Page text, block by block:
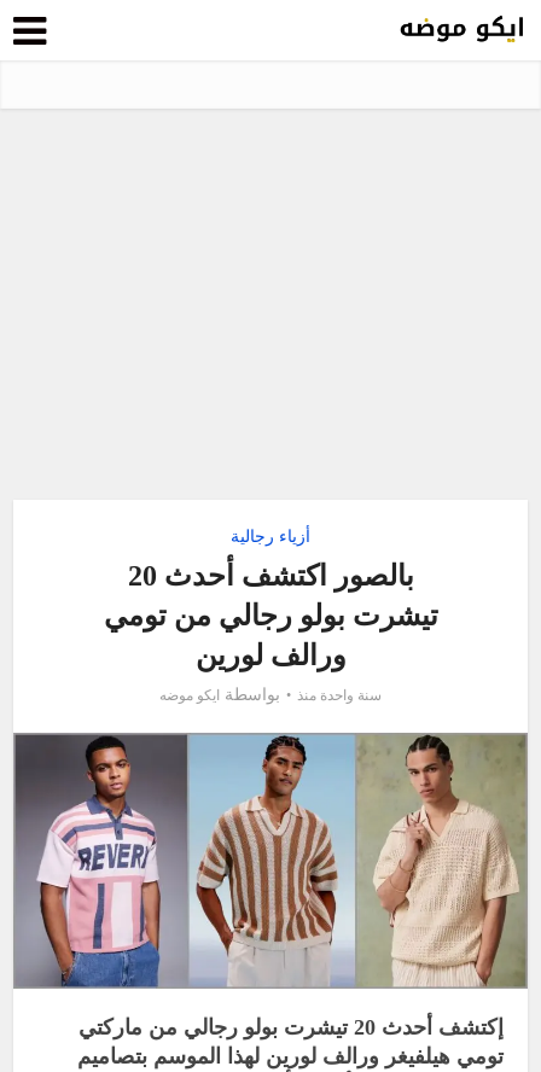
أزياء رجالية
بالصور اكتشف أحدث 20
تيشرت بولو رجالي من تومي
ورالف لورين
سنة واحدة منذ بواسطة ايكو موضه
إكتشف أحدث 20 تيشرت بولو رجالي من ماركتي
تومي هيلفيغر ورالف لورين لهذا الموسم بتصاميم